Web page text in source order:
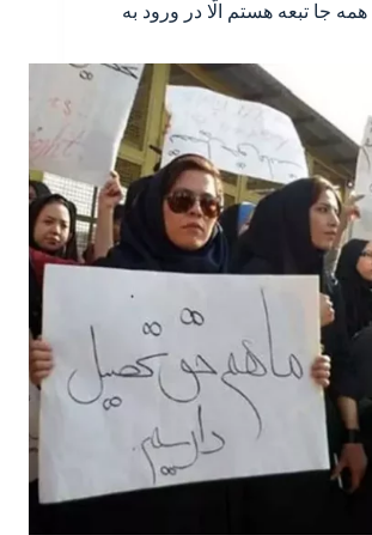
جا تبعه هستم الّا در ورود به